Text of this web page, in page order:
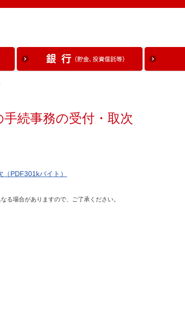
続事務の受付・取次
PDF301kバイト）
る場合がありますので、ご了承ください。